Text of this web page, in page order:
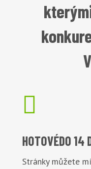

HOTOVÉDO 14
Stránky můžete